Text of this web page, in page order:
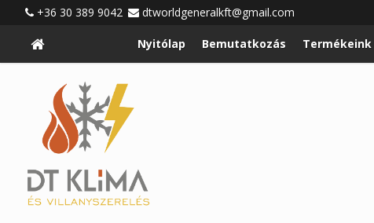
+36 30 389 9042 dtworldgeneralkft@gmail.com
Nyitólap Bemutatkozás Termékeink